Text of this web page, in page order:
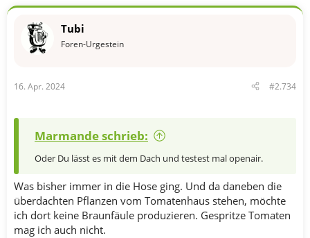
Tubi
Foren-Urgestein
16. Apr. 2024 #2.734
Marmande schrieb:
Oder Du lässt es mit dem Dach und testest mal openair.
Was bisher immer in die Hose ging. Und da daneben die
überdachten Pflanzen vom Tomatenhaus stehen, möchte
ich dort keine Braunfäule produzieren. Gespritze Tomaten
mag ich auch nicht.